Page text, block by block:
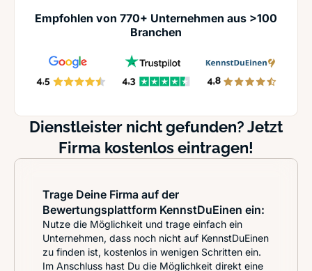
Empfohlen von 770+ Unternehmen aus >100
Branchen
Dienstleister nicht gefunden? Jetzt
Firma kostenlos eintragen!
Trage Deine Firma auf der
Bewertungsplattform KennstDuEinen ein:
Nutze die Möglichkeit und trage einfach ein
Unternehmen, dass noch nicht auf KennstDuEinen
zu finden ist, kostenlos in wenigen Schritten ein.
Im Anschluss hast Du die Möglichkeit direkt eine